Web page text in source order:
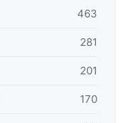
463
281
201
170